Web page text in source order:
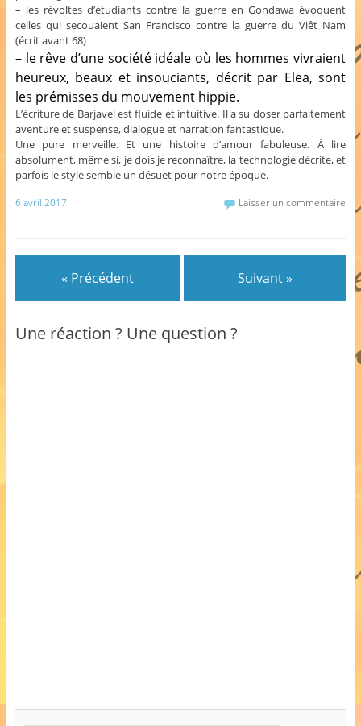
– les révoltes d’étudiants contre la guerre en Gondawa évoquent
celles qui secouaient San Francisco contre la guerre du Viêt Nam
(écrit avant 68)
– le rêve d’une société idéale où les hommes vivraient
heureux, beaux et insouciants, décrit par Elea, sont
les prémisses du mouvement hippie.
L’écriture de Barjavel est fluide et intuitive. Il a su doser parfaitement
aventure et suspense, dialogue et narration fantastique.
Une pure merveille. Et une histoire d’amour fabuleuse. À lire
absolument, même si, je dois je reconnaître, la technologie décrite, et
parfois le style semble un désuet pour notre époque.
6 avril 2017 Laisser un commentaire
« Précédent Suivant »
Une réaction ? Une question ?